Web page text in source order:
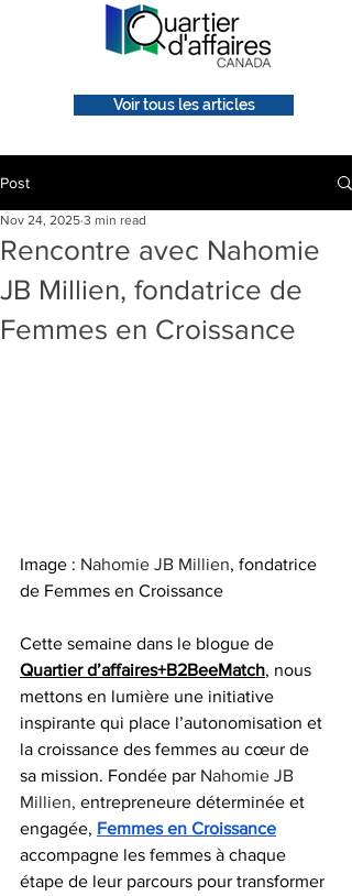
Voir tous les articles
Post
Rencontre avec Nahomie
JB Millien, fondatrice de
Femmes en Croissance
Nov 24, 2025 3 min read
Image : Nahomie JB Millien, fondatrice
de Femmes en Croissance
Cette semaine dans le blogue de
Quartier d’affaires+B2BeeMatch, nous
mettons en lumière une initiative
inspirante qui place l’autonomisation et
la croissance des femmes au cœur de
sa mission. Fondée par Nahomie JB
Millien, entrepreneure déterminée et
engagée, Femmes en Croissance
accompagne les femmes à chaque
étape de leur parcours pour transformer